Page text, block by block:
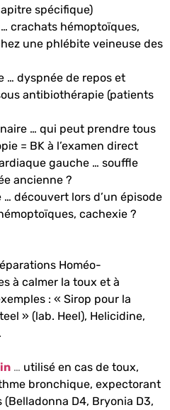
spécifique)
crachats hémoptoïques,
une phlébite veineuse des
… dyspnée de repos et
antibiothérapie (patients
… qui peut prendre tous
= BK à l’examen direct
gauche … souffle
ancienne ?
découvert lors d’un épisode
cachexie ?
Homéo-
à calmer la toux et à
: « Sirop pour la
» (lab. Heel), Helicidine,
… utilisé en cas de toux,
bronchique, expectorant
D4, Bryonia D3,